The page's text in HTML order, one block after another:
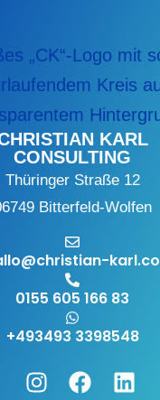
KARL
CONSULTING
Thüringer Straße 12
Bitterfeld-Wolfen
karl.co
0155 605 166 83
+493493 3398548